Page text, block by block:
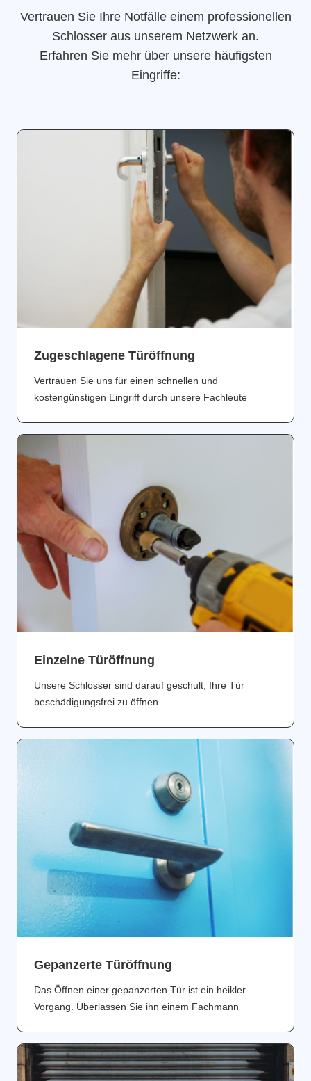
Vertrauen Sie Ihre Notfälle einem professionellen
Schlosser aus unserem Netzwerk an.
Erfahren Sie mehr über unsere häufigsten
Eingriffe:
Zugeschlagene Türöffnung
Vertrauen Sie uns für einen schnellen und
kostengünstigen Eingriff durch unsere Fachleute
Einzelne Türöffnung
Unsere Schlosser sind darauf geschult, Ihre Tür
beschädigungsfrei zu öffnen
Gepanzerte Türöffnung
Das Öffnen einer gepanzerten Tür ist ein heikler
Vorgang. Überlassen Sie ihn einem Fachmann